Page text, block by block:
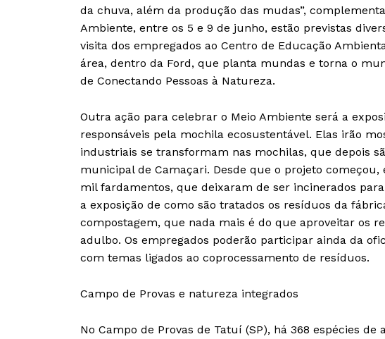
da chuva, além da produção das mudas”,
Ambiente, entre os 5 e 9 de junho, estão previstas
visita dos empregados ao Centro de Educação
área, dentro da Ford, que planta mundas e torna o
de Conectando Pessoas à Natureza.
Outra ação para celebrar o Meio Ambiente será a
responsáveis pela mochila ecosustentável. Elas irão
industriais se transformam nas mochilas, que depois
municipal de Camaçari. Desde que o projeto
mil fardamentos, que deixaram de ser incinerados
a exposição de como são tratados os resíduos da
compostagem, que nada mais é do que aproveitar os
adulbo. Os empregados poderão participar ainda da
com temas ligados ao coprocessamento de resíduos.
Campo de Provas e natureza integrados
No Campo de Provas de Tatuí (SP), há 368 espécies